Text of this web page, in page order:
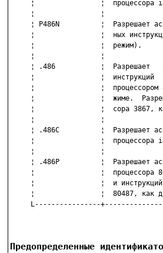
¦                ¦  процессора
¦                ¦
¦ P486N          ¦  Разрешает
¦                ¦  ных
¦                ¦  режим).
¦                ¦
¦ .486           ¦  Pазрешает
¦                ¦  инструкций
¦                ¦  процессором
¦                ¦  жиме.
¦                ¦  сора 3867,
¦                ¦
¦ .486C          ¦  Разрешает
¦                ¦  процессора
¦                ¦
¦ .486P          ¦  Разрешает
¦                ¦  процессора
¦                ¦  и
¦                ¦  80487, как
L----------------
Предопределенные